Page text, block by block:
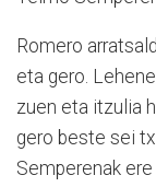
Romero
eta gero.
zuen eta itzulia
gero beste sei
Semperenak